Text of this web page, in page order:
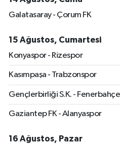
Galatasaray - Çorum FK
15 Ağustos, Cumartesi
Konyaspor - Rizespor
Kasımpaşa - Trabzonspor
Gençlerbirliği S.K. - Fenerbahçe
Gaziantep FK - Alanyaspor
16 Ağustos, Pazar